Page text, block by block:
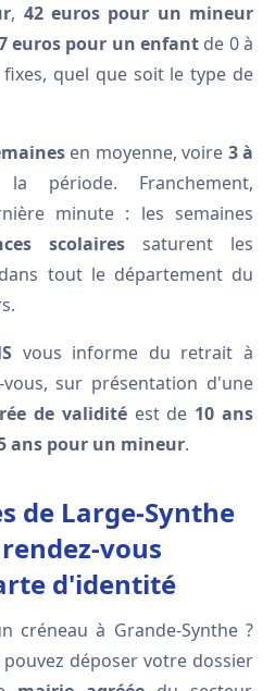
, 42 euros pour un mineur
euros pour un enfant de 0 à
quel que soit le type de
en moyenne, voire 3 à
période. Franchement,
minute : les semaines
scolaires saturent les
tout le département du
vous informe du retrait à
vous, sur présentation d'une
de validitéest de 10 ans
ans pour un mineur.
de Large-Synthe
vous
d'identité
créneau à Grande-Synthe ?
déposer votre dossier